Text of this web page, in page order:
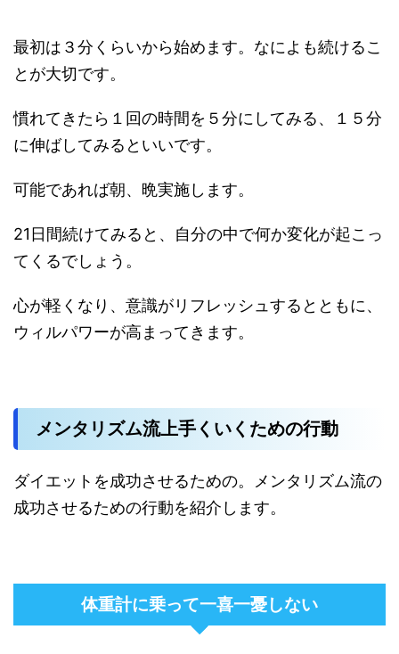
最初は３分くらいから始めます。なによも続けるこ
とが大切です。
慣れてきたら１回の時間を５分にしてみる、１５分
に伸ばしてみるといいです。
可能であれば朝、晩実施します。
21日間続けてみると、自分の中で何か変化が起こっ
てくるでしょう。
心が軽くなり、意識がリフレッシュするとともに、
ウィルパワーが高まってきます。
メンタリズム流上手くいくための行動
ダイエットを成功させるための。メンタリズム流の
成功させるための行動を紹介します。
体重計に乗って一喜一憂しない